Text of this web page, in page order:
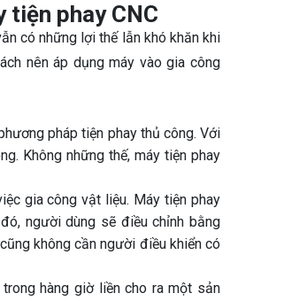
tiện phay CNC
có những lợi thế lẫn khó khăn khi
nên áp dụng máy vào gia công
pháp tiện phay thủ công. Với
Không những thế, máy tiện phay
gia công vật liệu. Máy tiện phay
người dùng sẽ điều chỉnh bằng
không cần người điều khiển có
hàng giờ liền cho ra một sản